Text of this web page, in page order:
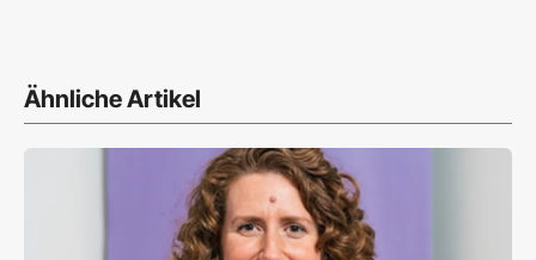
Ähnliche Artikel